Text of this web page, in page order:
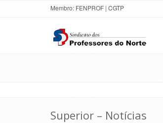
Membro: FENPROF | CGTP
Superior – Notícias